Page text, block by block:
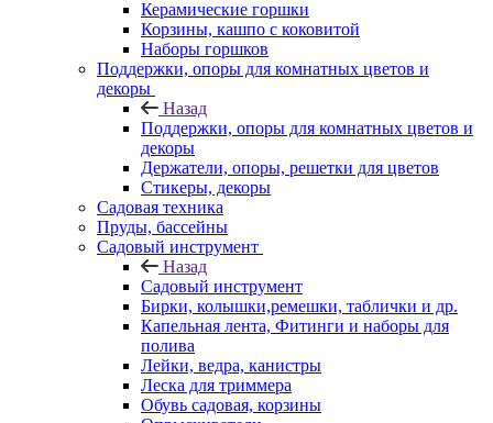
Керамические горшки
Корзины, кашпо с коковитой
Наборы горшков
Поддержки, опоры для комнатных цветов и
декоры
Назад
Поддержки, опоры для комнатных цветов и
декоры
Держатели, опоры, решетки для цветов
Стикеры, декоры
Садовая техника
Пруды, бассейны
Садовый инструмент
Назад
Садовый инструмент
Бирки, колышки,ремешки, таблички и др.
Капельная лента, Фитинги и наборы для
полива
Лейки, ведра, канистры
Леска для триммера
Обувь садовая, корзины